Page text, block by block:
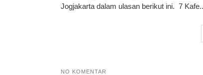
Jogjakarta dalam ulasan berikut ini. 7
NO KOMENTAR